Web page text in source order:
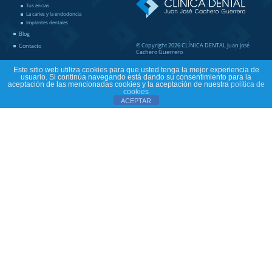
Tus encías
La caries y la endodoncia
Implantes dentales
Blog
Contacto
© Copyright 2026 CLÍNICA DENTAL Juan josé
Cachero Guerrero
Este sitio web utiliza cookies para que usted tenga la mejor experiencia de
usuario. Si continúa navegando está dando su consentimiento para la
aceptación de las mencionadas cookies y la aceptación de nuestra política de
cookies
ACEPTAR